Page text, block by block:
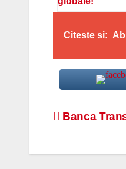
Citeste si:
Navigare
Banca